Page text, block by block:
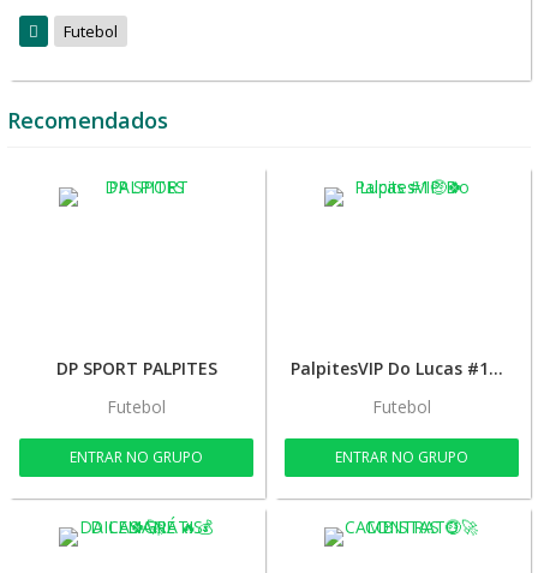
Futebol
Recomendados
DP SPORT PALPITES
Futebol
ENTRAR NO GRUPO
PalpitesVIP Do Lucas #1🤑🍀
Futebol
ENTRAR NO GRUPO